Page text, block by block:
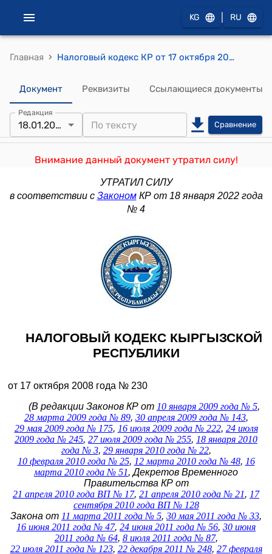
KG RU
Главная › Налоговый кодекс КР от 17 октября 2008 года № 230
Документ Реквизиты Ссылающиеся документы
Редакция
18.01.2022 Сравнение
Внимание данный документ утратил силу!